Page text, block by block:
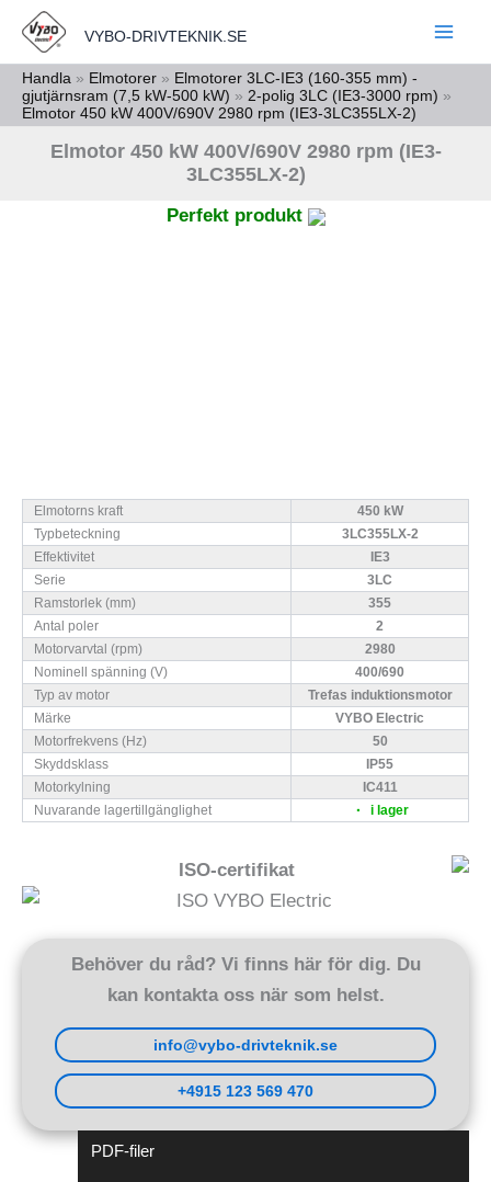
Hoppa
innehåll
VYBO-DRIVTEKNIK.SE
Handla » Elmotorer » Elmotorer 3LC-IE3 (160-355 mm) -
gjutjärnsram (7,5 kW-500 kW) » 2-polig 3LC (IE3-3000 rpm) »
Elmotor 450 kW 400V/690V 2980 rpm (IE3-3LC355LX-2)
Elmotor 450 kW 400V/690V 2980 rpm (IE3-
3LC355LX-2)
Perfekt produkt
Elmotorns kraft
450 kW
Typbeteckning
3LC355LX-2
Effektivitet
IE3
Serie
3LC
Ramstorlek (mm)
355
Antal poler
2
Motorvarvtal (rpm)
2980
Nominell spänning (V)
400/690
Typ av motor
Trefas induktionsmotor
Märke
VYBO Electric
Motorfrekvens (Hz)
50
Skyddsklass
IP55
Motorkylning
IC411
Nuvarande lagertillgänglighet
i lager
ISO-certifikat
Behöver du råd? Vi finns här för dig. Du
kan kontakta oss när som helst.
info@vybo-drivteknik.se
+4915 123 569 470
PDF-filer